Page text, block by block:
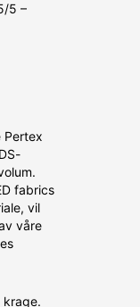
5 –
Pertex
fabrics
vil
våre
krage.